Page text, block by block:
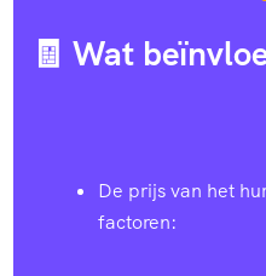
🧾 Wat
De prijs van het
factoren: